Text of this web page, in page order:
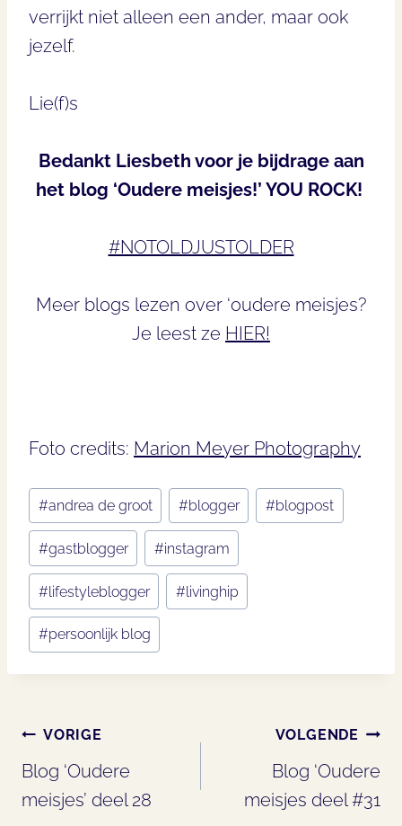
verrijkt niet alleen een ander, maar ook
jezelf.
Lie(f)s
Bedankt Liesbeth voor je bijdrage aan
het blog ‘Oudere meisjes!’ YOU ROCK!
#NOTOLDJUSTOLDER
Meer blogs lezen over ‘oudere meisjes?
Je leest ze HIER!
Foto credits: Marion Meyer Photography
Bericht
tags:
#andrea de groot #blogger #blogpost
#gastblogger #instagram
#lifestyleblogger #livinghip
#persoonlijk blog
Bericht
navigatie
VORIGE
Blog ‘Oudere
meisjes’ deel 28
VOLGENDE
Blog ‘Oudere
meisjes deel #31